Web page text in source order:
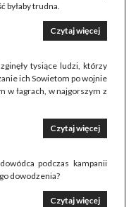
byłaby trudna.
Czytaj więcej
tysiące ludzi, którzy
ich Sowietom po wojnie
w łagrach, w najgorszym z
Czytaj więcej
podczas kampanii
dowodzenia?
Czytaj więcej